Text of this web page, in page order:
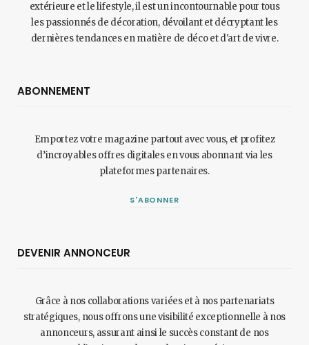
extérieure et le lifestyle, il est un incontournable pour tous
les passionnés de décoration, dévoilant et décryptant les
dernières tendances en matière de déco et d'art de vivre.
ABONNEMENT
Emportez votre magazine partout avec vous, et profitez
d’incroyables offres digitales en vous abonnant via les
plateformes partenaires.
S'ABONNER
DEVENIR ANNONCEUR
Grâce à nos collaborations variées et à nos partenariats
stratégiques, nous offrons une visibilité exceptionnelle à nos
annonceurs, assurant ainsi le succès constant de nos